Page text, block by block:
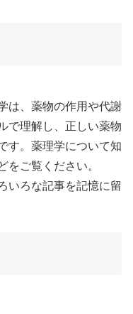
は、薬物の作用や代謝
で理解し、正しい薬物
す。薬理学について知
をご覧ください。
いろな記事を記憶に留